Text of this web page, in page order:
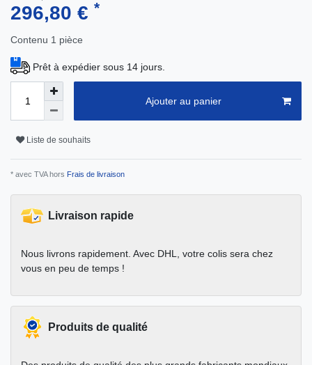
296,80 € *
Contenu 1 pièce
Prêt à expédier sous 14 jours.
Ajouter au panier
Liste de souhaits
* avec TVA hors Frais de livraison
Livraison rapide
Nous livrons rapidement. Avec DHL, votre colis sera chez
vous en peu de temps !
Produits de qualité